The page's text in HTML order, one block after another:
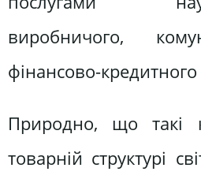
виробничого,
фінансово-кредитного
Природно, що такі
товарній структурі